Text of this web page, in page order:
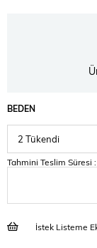
BEDEN
Tahmini Teslim Süresi :
İstek Listeme